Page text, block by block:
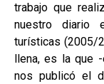
trabajo que
nuestro diario
turísticas (2005/
llena, es la que
nos publicó el